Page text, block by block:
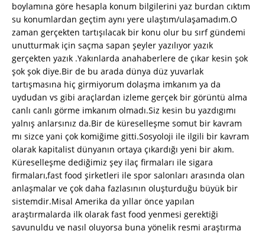
boylamına göre hesapla konum bilgilerini yaz burdan cıktım
su konumlardan geçtim aynı yere ulaştım/ulaşamadım.O
zaman gerçekten tartışılacak bir konu olur bu sırf gündemi
unutturmak için saçma sapan şeyler yazılıyor yazık
gerçekten yazık .Yakınlarda anahaberlere de çıkar kesin şok
şok şok diye.Bir de bu arada dünya düz yuvarlak
tartışmasına hiç girmiyorum dolaşma imkanım ya da
uydudan vs gibi araçlardan izleme gerçek bir görüntü alma
canlı canlı görme imkanım olmadı.Siz kesin bu yazdıgımı
yalnış anlarsınız da.Bir de küreselleşme somut bir kavram
mı sizce yani çok komiğime gitti.Sosyoloji ile ilgili bir kavram
olarak kapitalist dünyanın ortaya çıkardığı yeni bir akım.
Küreselleşme dediğimiz şey ilaç firmaları ile sigara
firmaları,fast food şirketleri ile spor salonları arasında olan
anlaşmalar ve çok daha fazlasının oluşturduğu büyük bir
sistemdir.Misal Amerika da yıllar önce yapılan
araştırmalarda ilk olarak fast food yenmesi gerektiği
savunuldu ve nasıl oluyorsa buna yönelik resmi araştırma